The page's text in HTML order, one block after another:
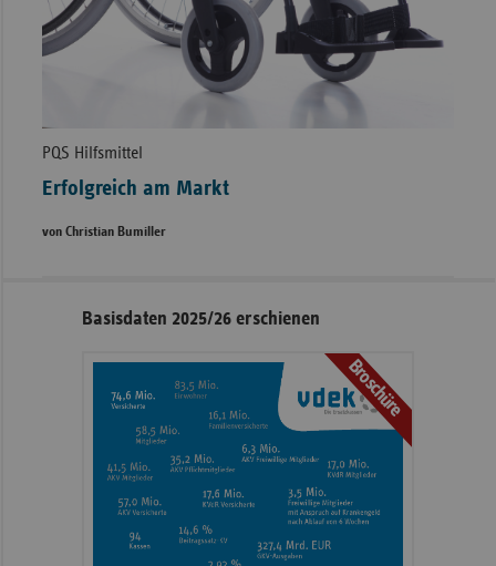
PQS Hilfsmittel
Erfolgreich am Markt
von Christian Bumiller
Seitennavigation
Seitenleiste
Informationen
Basisdaten 2025/26 erschienen
Broschüre